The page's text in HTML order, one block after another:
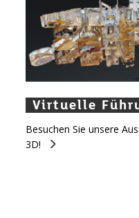
Virtuelle
Virtuelle
Virtuelle
Besuchen Sie unsere
3D!